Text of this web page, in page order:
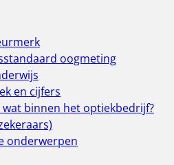
oogmeting
en cijfers
wat binnen het optiekbedrijf?
onderwerpen